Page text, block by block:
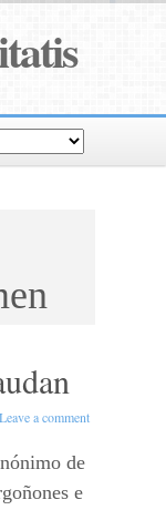
Leave a comment
de
e